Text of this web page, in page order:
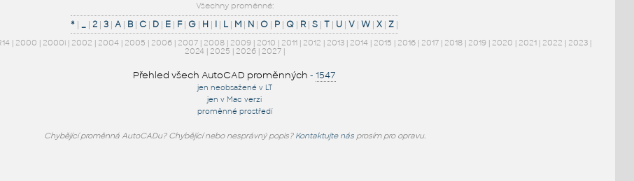
Všechny proměnné:
* | _ |2 |3 |A | B |C | D | E | F|G | H | I | L | M | N |O | P |Q | R |S |T | U |V |W |X |Z |
| 2000 | 2000i| 2002 | 2004| 2005 | 2006| 2007| 2008| 2009| 2010 | 2011| 2012 | 2013| 2014| 2015 | 2016| 2017| 2018| 2019| 2020 | 2021| 2022 | 2023|
2024| 2025 | 2026| 2027|
Přehled všech AutoCAD proměnných -1547
jen neobsažené v LT
jen v Mac verzi
proměnné prostředí
Chybějící proměnná AutoCADu? Chybějící nebo nesprávný popis? Kontaktujte násprosím pro opravu.